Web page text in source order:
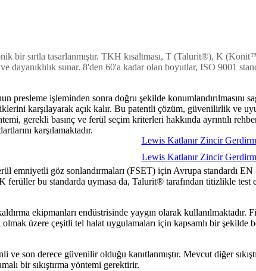
Lewis Katlanır Zincir
Lewis Katlanır Zincir
sırtla tasarlanmıştır. TKH kısaltması, T (Talurit®), K
dayanıklılık sunar. 8'den 60'a kadar olan boyutlar, ISO 9001
presleme işleminden sonra doğru şekilde konumlandırılmasını
karşılayarak açık kalır. Bu patentli çözüm, güvenilirlik ve
gerekli basınç ve ferül seçim kriterleri hakkında ayrıntılı
karşılamaktadır.
göz sonlandırmaları (FSET) için Avrupa standardı
ferüller bu standarda uymasa da, Talurit® tarafından titizlikle test
ekipmanları endüstrisinde yaygın olarak kullanılmaktadır.
üzere çeşitli tel halat uygulamaları için kapsamlı bir
ve son derece güvenilir olduğu kanıtlanmıştır. Mevcut diğer
bir sıkıştırma yöntemi gerektirir.